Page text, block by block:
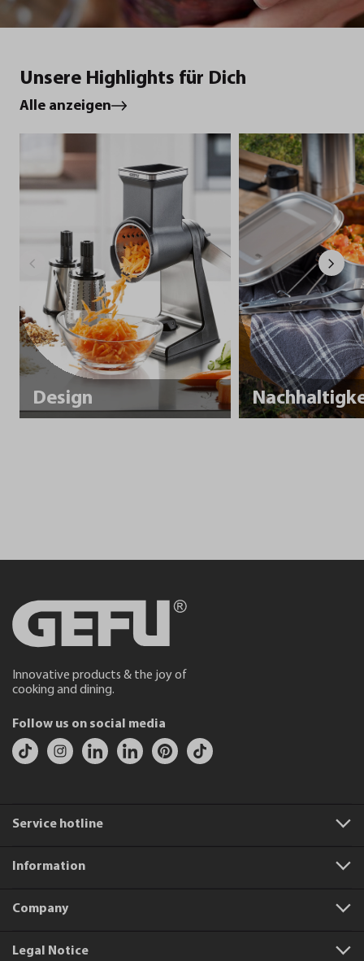
Unsere Highlights für Dich
Alle anzeigen
Design
Innovative products & the joy of
cooking and dining.
Follow us on social media
Service hotline
Information
Company
Legal Notice